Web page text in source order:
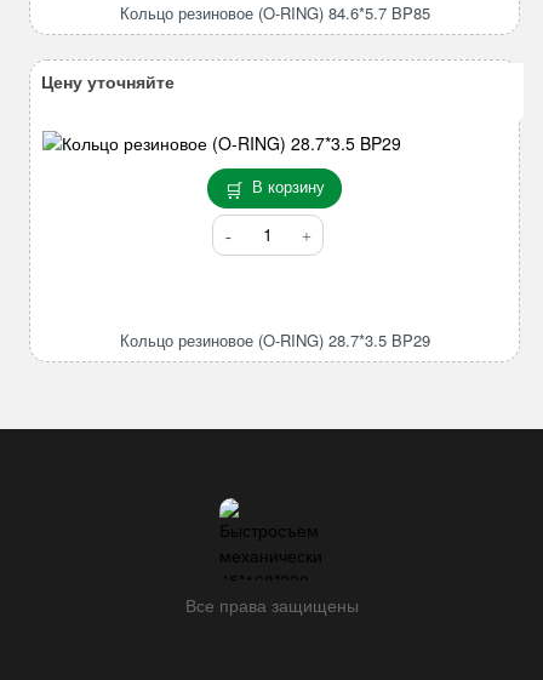
RING)
Кольцо резиновое (O-RING) 84.6*5.7 BP85
В корзину
Количество
товара
RING)
Кольцо резиновое (O-RING) 28.7*3.5 BP29
Цену уточняйте
Все права защищены